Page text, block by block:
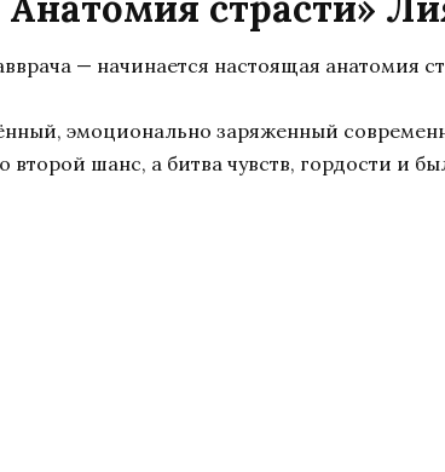
— начинается настоящая анатомия
эмоционально заряженный
шанс, а битва чувств, гордости и